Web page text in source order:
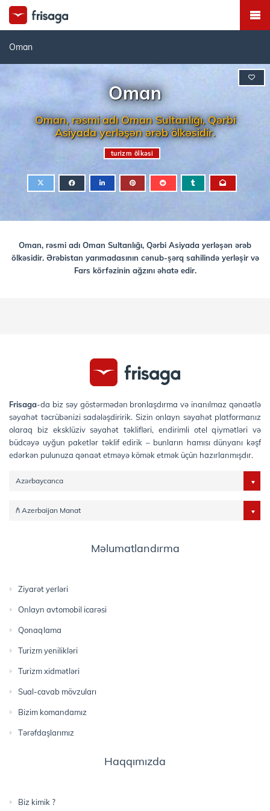
Oman
Oman
Oman, rəsmi adı Oman Sultanlığı, Qərbi
Asiyada yerləşən ərəb ölkəsidir.
turizm ölkəsi
Oman, rəsmi adı Oman Sultanlığı, Qərbi Asiyada yerləşən ərəb
ölkəsidir. Ərəbistan yarımadasının cənub-şərq sahilində yerləşir və
Fars körfəzinin ağzını əhatə edir.
Frisaga-da biz səy göstərmədən bronlaşdırma və inanılmaz qənaətlə
səyahət təcrübənizi sadələşdiririk. Sizin onlayn səyahət platformanız
olaraq biz eksklüziv səyahət təklifləri, endirimli otel qiymətləri və
büdcəyə uyğun paketlər təklif edirik – bunların hamısı dünyanı kəşf
edərkən pulunuza qənaət etməyə kömək etmək üçün hazırlanmışdır.
Azərbaycanca
₼ Azerbaijan Manat
Məlumatlandırma
Ziyarət yerləri
Onlayn avtomobil icarəsi
Qonaqlama
Turizm yenilikləri
Turizm xidmətləri
Sual-cavab mövzuları
Bizim komandamız
Tərəfdaşlarımız
Haqqımızda
Biz kimik ?